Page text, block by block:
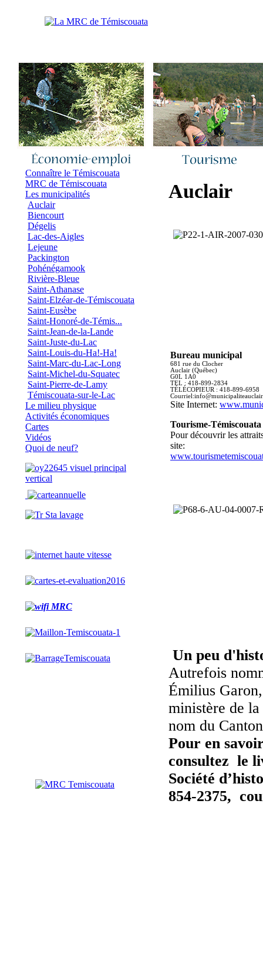
Connaître le Témiscouata
MRC de Témiscouata
Les municipalités
Auclair
Biencourt
Dégelis
Lac-des-Aigles
Lejeune
Packington
Pohénégamook
Rivière-Bleue
Saint-Athanase
Saint-Elzéar-de-Témiscouata
Saint-Eusèbe
Saint-Honoré-de-Témis...
Saint-Jean-de-la-Lande
Saint-Juste-du-Lac
Saint-Louis-du-Ha!-Ha!
Saint-Marc-du-Lac-Long
Saint-Michel-du-Squatec
Saint-Pierre-de-Lamy
Témiscouata-sur-le-Lac
Le milieu physique
Activités économiques
Cartes
Vidéos
Quoi de neuf?
Auclair
Bureau municipal
681 rue du Clocher
Auclair (Québec)
G0L 1A0
TEL : 418-899-2834
TÉLÉCOPIEUR : 418-899-6958
Site Internet:
Tourisme-Témiscouata
Pour découvrir les
site:
Un peu
Autrefois
Émilius
ministère de
nom du
Pour en
consultez le
Société
854-2375,